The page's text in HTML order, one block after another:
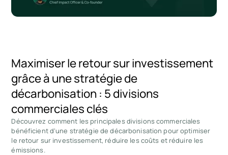
Maximiser le retour sur investissement
grâce à une stratégie de
décarbonisation : 5 divisions
commerciales clés
Découvrez comment les principales divisions commerciales
bénéficient d'une stratégie de décarbonisation pour optimiser
le retour sur investissement, réduire les coûts et réduire les
émissions.